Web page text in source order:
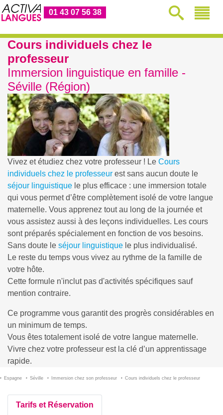
01 43 07 56 38
Cours individuels chez le
professeur
Immersion linguistique en famille -
Séville (Région)
Vivez et étudiez chez votre professeur ! Le Cours
individuels chez le professeur est sans aucun doute le
séjour linguistique le plus efficace : une immersion totale
qui vous permet d’être complètement isolé de votre langue
maternelle. Vous apprenez tout au long de la journée et
vous assistez aussi à des leçons individuelles. Les cours
sont préparés spécialement en fonction de vos besoins.
Sans doute le séjour linguistique le plus individualisé.
Le reste du temps vous vivez au rythme de la famille de
votre hôte.
Cette formule n'inclut pas d'activités spécifiques sauf
mention contraire.
Ce programme vous garantit des progrès considérables en
un minimum de temps.
Vous êtes totalement isolé de votre langue maternelle.
Vivre chez votre professeur est la clé d’un apprentissage
rapide.
Espagne Séville Immersion chez son professeur Cours individuels chez le professeur
Tarifs et Réservation